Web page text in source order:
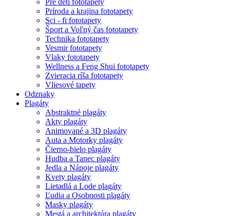
Pre deti fototapety
Príroda a krajina fototapety
Sci - fi fototapety
Šport a Voľný čas fototapety
Technika fototapety
Vesmir fototapety
Vlaky fototapety
Wellness a Feng Shui fototapety
Zvieracia ríša fototapety
Vliesové tapety
Odznaky
Plagáty
Abstraktné plagáty
Akty plagáty
Animované a 3D plagáty
Auta a Motorky plagáty
Čierno-bielo plagáty
Hudba a Tanec plagáty
Jedla a Nápoje plagáty
Kvety plagáty
Lietadlá a Lode plagáty
Ľudia a Osobnosti plagáty
Masky plagáty
Mestá a architektúra plagáty